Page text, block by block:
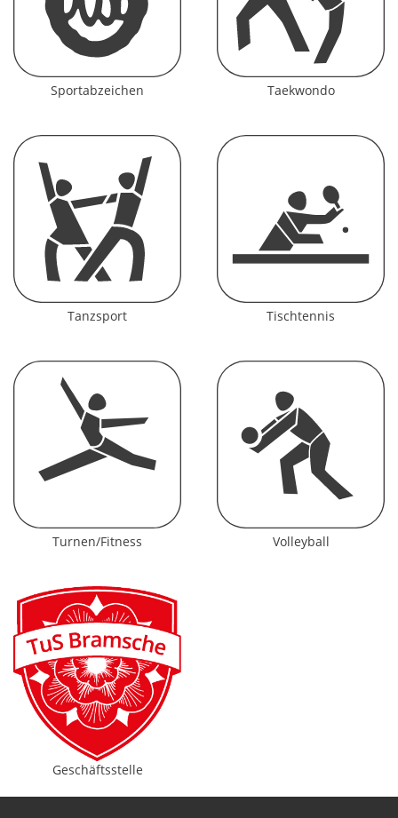
Sportabzeichen Taekwondo
Tanzsport Tischtennis
Turnen/Fitness Volleyball
Geschäftsstelle